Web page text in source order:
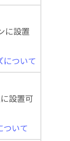
に設置
について
設置可
ついて